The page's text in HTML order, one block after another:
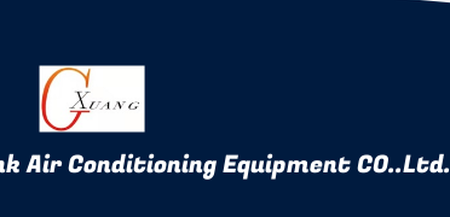
Air Conditioning Equipment CO..Ltd.